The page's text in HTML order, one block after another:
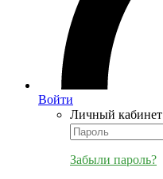
Войти
Личный кабинет
Забыли пароль?